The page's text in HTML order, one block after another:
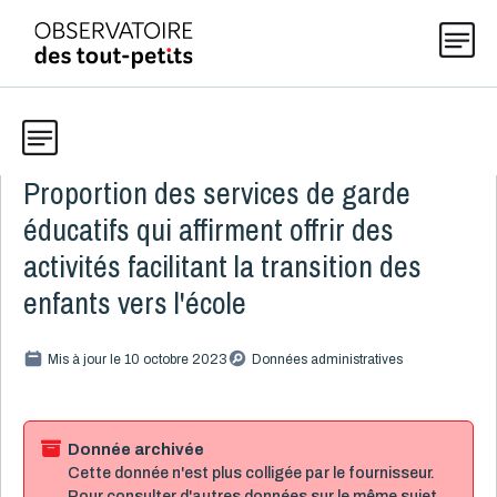
Thématiques
Explorer les données 0-5
À propos
Données
Démographie
Développement
Proportion des services de garde
éducatifs qui affirment offrir des
activités facilitant la transition des
enfants vers l'école
Mis à jour le 10 octobre 2023 Données administratives
Donnée archivée
Cette donnée n'est plus colligée par le fournisseur.